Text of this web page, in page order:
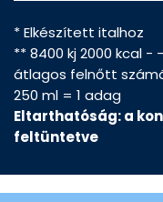
* Elkészített italhoz
** 8400 kj 2000 kcal
átlagos felnőtt
250 ml = 1 adag
Eltarthatóság: a
feltüntetve